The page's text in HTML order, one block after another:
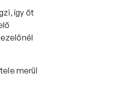
így őt
merül